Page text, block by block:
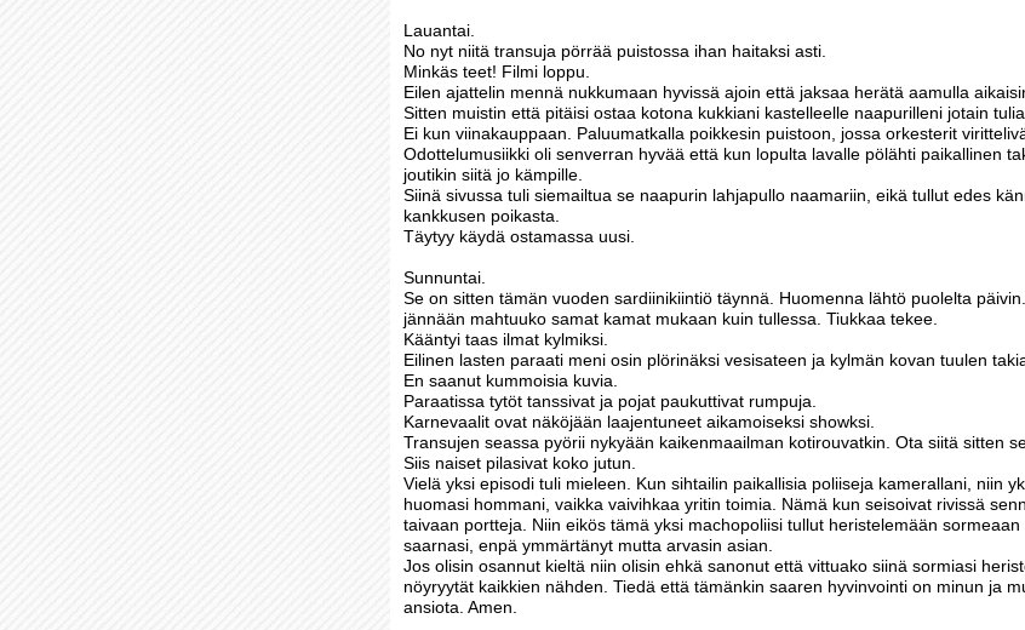
Lauantai.
No nyt niitä transuja pörrää puistossa ihan haitaksi asti.
Minkäs teet! Filmi loppu.
Eilen ajattelin mennä nukkumaan hyvissä ajoin että jaksaa herätä aamulla
Sitten muistin että pitäisi ostaa kotona kukkiani kastelleelle naapurilleni jotain
Ei kun viinakauppaan. Paluumatkalla poikkesin puistoon, jossa orkesterit
Odottelumusiikki oli senverran hyvää että kun lopulta lavalle pölähti paikallinen
joutikin siitä jo kämpille.
Siinä sivussa tuli siemailtua se naapurin lahjapullo naamariin, eikä tullut edes
kankkusen poikasta.
Täytyy käydä ostamassa uusi.
Sunnuntai.
Se on sitten tämän vuoden sardiinikiintiö täynnä. Huomenna lähtö puolelta
jännään mahtuuko samat kamat mukaan kuin tullessa. Tiukkaa tekee.
Kääntyi taas ilmat kylmiksi.
Eilinen lasten paraati meni osin plörinäksi vesisateen ja kylmän kovan tuulen
En saanut kummoisia kuvia.
Paraatissa tytöt tanssivat ja pojat paukuttivat rumpuja.
Karnevaalit ovat näköjään laajentuneet aikamoiseksi showksi.
Transujen seassa pyörii nykyään kaikenmaailman kotirouvatkin. Ota siitä sitten
Siis naiset pilasivat koko jutun.
Vielä yksi episodi tuli mieleen. Kun sihtailin paikallisia poliiseja kamerallani, niin
huomasi hommani, vaikka vaivihkaa yritin toimia. Nämä kun seisoivat rivissä
taivaan portteja. Niin eikös tämä yksi machopoliisi tullut heristelemään
saarnasi, enpä ymmärtänyt mutta arvasin asian.
Jos olisin osannut kieltä niin olisin ehkä sanonut että vittuako siinä sormiasi
nöyryytät kaikkien nähden. Tiedä että tämänkin saaren hyvinvointi on minun ja
ansiota. Amen.